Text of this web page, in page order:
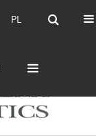
PL PL
EN